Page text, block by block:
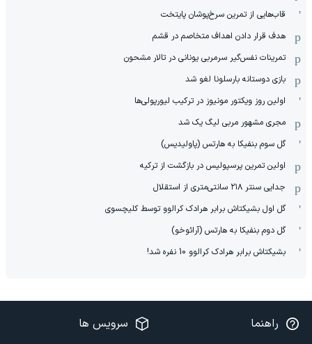
قاب‌هایی از تمرین سرخ‌پوشان پایتخت
هدف قرار دادن اهداف متخاصم در قشم
‏تمرینات نفس‌گیر سرمربی یونانی در تالار مشحون
بازی دوستانه بارسلونا لغو شد
اولین روز ویکتور مونیوز در ترکیب لیورپولی‌ها
مجری مشهور مربی لیگ یک شد
گل سوم بنفیکا به هارتس (پاولیدیس)
اولین تمرین پرسپولیس در بازگشت از ترکیه
جدایی سنتر ۲۱۸ سانتی‌متری از استقلال
گل اول بشیکتاش برابر هرادک کرالوو توسط کلیچسوی
گل دوم بنفیکا به هارتس (آرائوخو)
بشیکتاش برابر هرادک کرالوو 10 نفره شد!
راهنما سرویس ها